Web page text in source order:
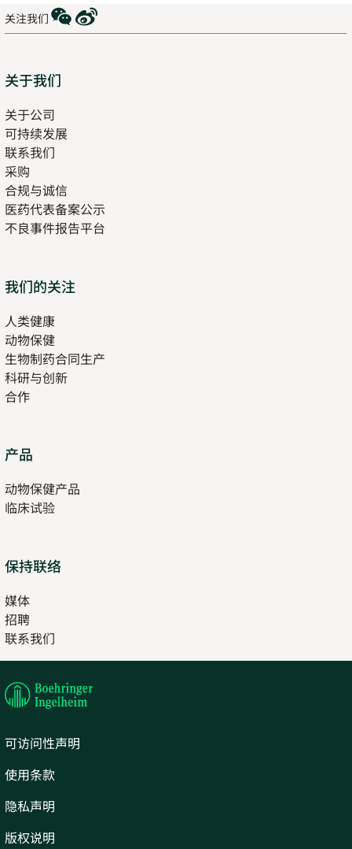
关注我们
WeChat
Weibo
Sitemap
关于我们
关于公司
可持续发展
联系我们
采购
合规与诚信
医药代表备案公示
不良事件报告平台
我们的关注
人类健康
new
tab
动物保健
生物制药合同生产
科研与创新
合作
产品
new
tab
动物保健产品
临床试验
保持联络
媒体
招聘
in
new
联系我们
in
tab
可访问性声明
使用条款
隐私声明
版权说明